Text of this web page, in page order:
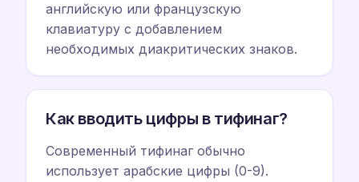
английскую или французскую
клавиатуру с добавлением
необходимых диакритических знаков.
Как вводить цифры в тифинаг?
Современный тифинаг обычно
использует арабские цифры (0-9).